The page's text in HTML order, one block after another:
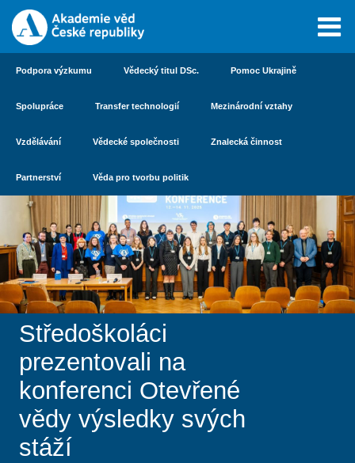
Podpora výzkumu Vědecký titul DSc. Pomoc Ukrajině
Spolupráce Transfer technologií Mezinárodní vztahy
Vzdělávání Vědecké společnosti Znalecká činnost
Partnerství Věda pro tvorbu politik
Středoškoláci
prezentovali na
konferenci Otevřené
vědy výsledky svých
stáží